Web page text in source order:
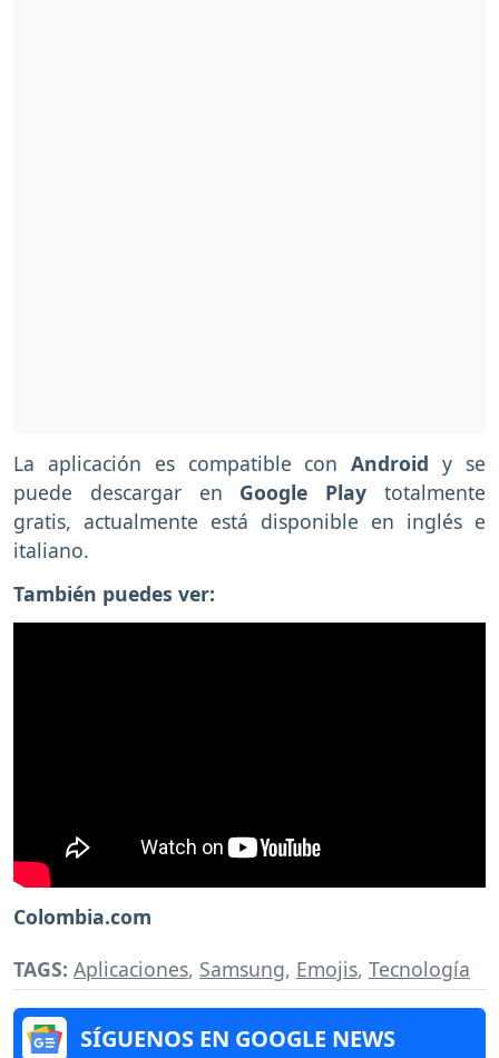
La aplicación es compatible conAndroid y se
puede descargar en Google Play totalmente
gratis, actualmente está disponible en inglés e
italiano.
También puedes ver:
Colombia.com
TAGS: Aplicaciones, Samsung, Emojis, Tecnología
SÍGUENOS EN GOOGLE NEWS